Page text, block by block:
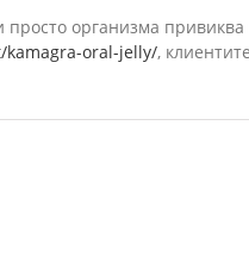
организма
oral-jelly/,